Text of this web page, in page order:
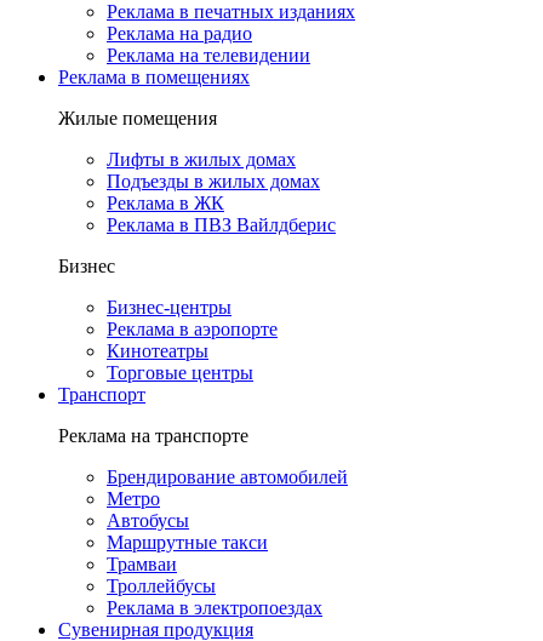
Реклама в печатных изданиях
Реклама на радио
Реклама на телевидении
Реклама в помещениях
Жилые помещения
Лифты в жилых домах
Подъезды в жилых домах
Реклама в ЖК
Реклама в ПВЗ Вайлдберис
Бизнес
Бизнес-центры
Реклама в аэропорте
Кинотеатры
Торговые центры
Транспорт
Реклама на транспорте
Брендирование автомобилей
Метро
Автобусы
Маршрутные такси
Трамваи
Троллейбусы
Реклама в электропоездах
Сувенирная продукция